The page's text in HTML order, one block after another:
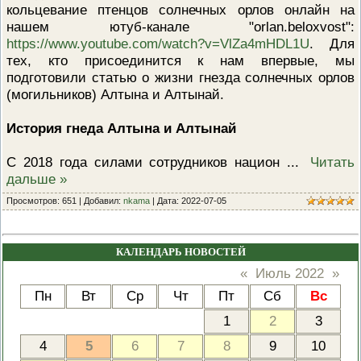
ПРОВЕРОЧНЫЙ ЛИСТ,
ПРИМЕНЯЕМЫЙ ПРИ
ОСУЩЕСТВЛЕНИИ
ГОСУДАРСТВЕННОГО
ОБЛАСТИ ОХРАНЫ И
ИСПОЛЬЗОВАНИЯ ООПТ
ФЕДЕРАЛЬНОГО ЗНАЧЕНИЯ
ПЛАН ПРОВЕДЕНИЯ
ЗАПРАШИВАТЬСЯ
(НАДЗОРНЫМ) ОРГАНОМ У
кольцевание птенцов солнечных орлов онлайн на
нашем ютуб-канале "orlan.beloxvost":
https://www.youtube.com/watch?v=VlZa4mHDL1U. Для
тех, кто присоединится к нам впервые, мы
подготовили статью о жизни гнезда солнечных орлов
(могильников) Алтына и Алтынай.
История гнеда Алтына и Алтынай
С 2018 года силами сотрудников национ ...
Читать
дальше »
Просмотров: 651 | Добавил: nkama | Дата: 2022-07-05
КАЛЕНДАРЬ НОВОСТЕЙ
« Июль 2022 »
Пн
Вт Ср Чт Пт Сб
Вс
1
2
3
4
5 6 7 8 9 10